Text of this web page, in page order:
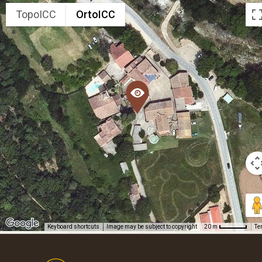
TopoICC OrtoICC
Keyboard shortcuts Image may be subject to copyright 20 m